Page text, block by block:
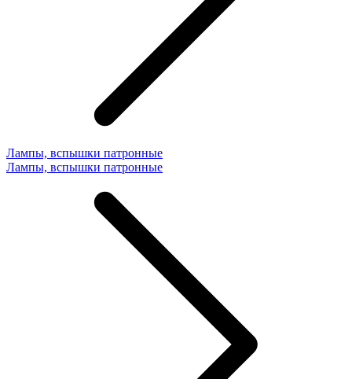
Лампы, вспышки патронные
Лампы, вспышки патронные